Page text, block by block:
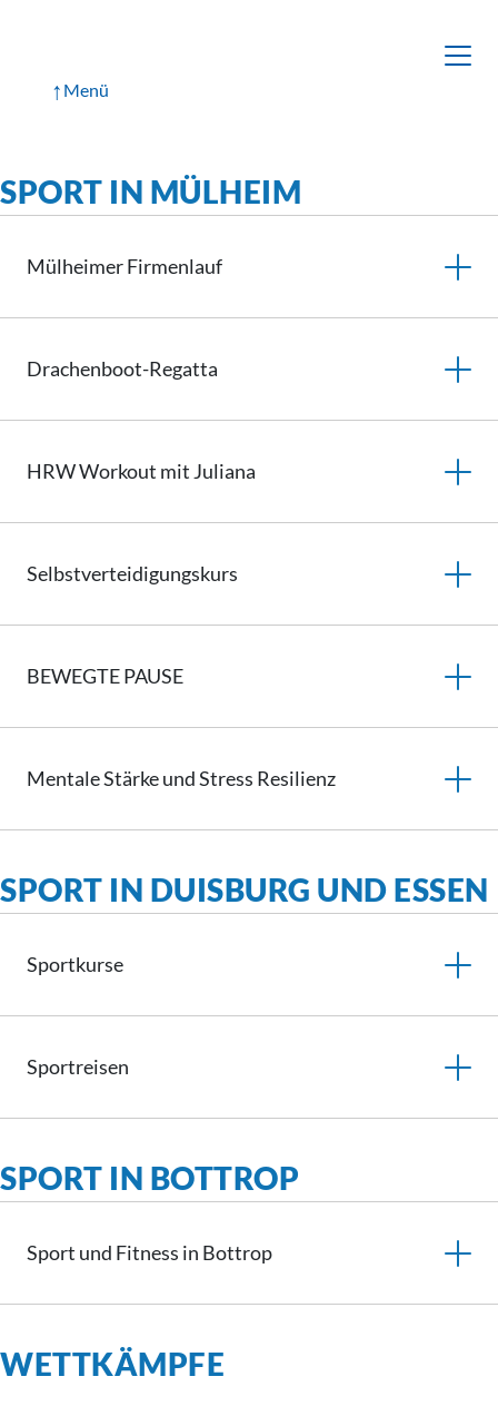
↑ Menü
SPORT IN MÜLHEIM
MülheimerFirmenlauf
Drachenboot-Regatta
HRW Workout mit Juliana
Selbstverteidigungskurs
BEWEGTE PAUSE
Mentale Stärke und Stress Resilienz
SPORT IN DUISBURG UND ESSEN
Sportkurse
Sportreisen
SPORT IN BOTTROP
Sport und Fitness in Bottrop
WETTKÄMPFE